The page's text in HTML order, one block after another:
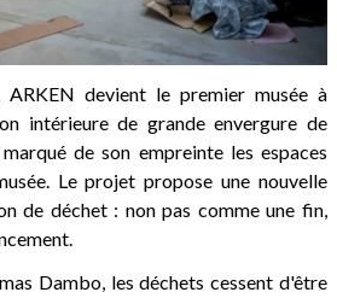
devient le premier musée à
intérieure de grande envergure de
de son empreinte les espaces
Le projet propose une nouvelle
de déchet : non pas comme une fin,
Dambo, les déchets cessent d'être